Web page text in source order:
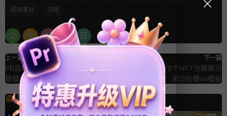
视频素材
闪电
上一篇
PR自媒体模板 手绘拼贴场景pr分
屏模板
下一篇
AE照片墙模板 70个NFT分屏展示
滚动轮播ae模板
猜你喜欢